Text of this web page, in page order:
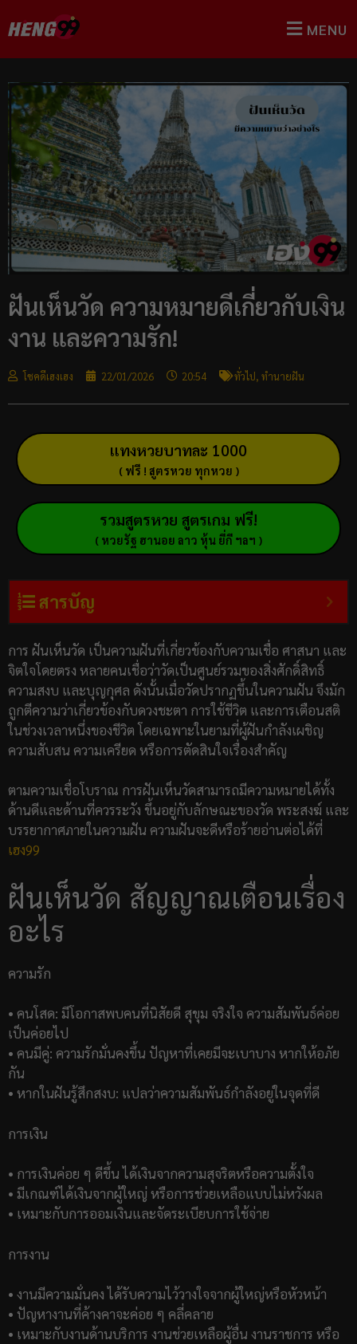
MENU
ฝันเห็นวัด ความหมายดีเกี่ยวกับเงิน
งาน และความรัก!
โชคดีเฮงเฮง 22/01/2026 20:54 ทั่วไป, ทำนายฝัน
แทงหวยบาทละ 1000
( ฟรี ! สูตรหวย ทุกหวย )
รวมสูตรหวย สูตรเกม ฟรี!
( หวยรัฐ ฮานอย ลาว หุ้น ยี่กี ฯลฯ )
สารบัญ
การ ฝันเห็นวัด เป็นความฝันที่เกี่ยวข้องกับความเชื่อ ศาสนา และ
จิตใจโดยตรง หลายคนเชื่อว่าวัดเป็นศูนย์รวมของสิ่งศักดิ์สิทธิ์
ความสงบ และบุญกุศล ดังนั้นเมื่อวัดปรากฏขึ้นในความฝัน จึงมัก
ถูกตีความว่าเกี่ยวข้องกับดวงชะตา การใช้ชีวิต และการเตือนสติ
ในช่วงเวลาหนึ่งของชีวิต โดยเฉพาะในยามที่ผู้ฝันกำลังเผชิญ
ความสับสน ความเครียด หรือการตัดสินใจเรื่องสำคัญ
ตามความเชื่อโบราณ การฝันเห็นวัดสามารถมีความหมายได้ทั้ง
ด้านดีและด้านที่ควรระวัง ขึ้นอยู่กับลักษณะของวัด พระสงฆ์ และ
บรรยากาศภายในความฝัน ความฝันจะดีหรือร้ายอ่านต่อได้ที่
เฮง99
ฝันเห็นวัด สัญญาณเตือนเรื่อง
อะไร
ความรัก
• คนโสด: มีโอกาสพบคนที่นิสัยดี สุขุม จริงใจ ความสัมพันธ์ค่อย
เป็นค่อยไป
• คนมีคู่: ความรักมั่นคงขึ้น ปัญหาที่เคยมีจะเบาบาง หากให้อภัย
กัน
• หากในฝันรู้สึกสงบ: แปลว่าความสัมพันธ์กำลังอยู่ในจุดที่ดี
การเงิน
• การเงินค่อย ๆ ดีขึ้น ได้เงินจากความสุจริตหรือความตั้งใจ
• มีเกณฑ์ได้เงินจากผู้ใหญ่ หรือการช่วยเหลือแบบไม่หวังผล
• เหมาะกับการออมเงินและจัดระเบียบการใช้จ่าย
การงาน
• งานมีความมั่นคง ได้รับความไว้วางใจจากผู้ใหญ่หรือหัวหน้า
• ปัญหางานที่ค้างคาจะค่อย ๆ คลี่คลาย
• เหมาะกับงานด้านบริการ งานช่วยเหลือผู้อื่น งานราชการ หรือ